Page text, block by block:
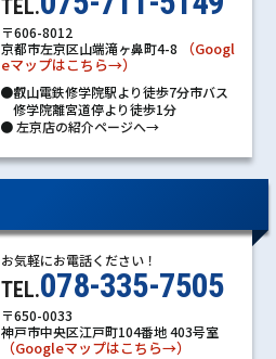
TEL.
〒606-8012
京都市左京区山端滝ヶ鼻町4-8
（Googl
eマップはこちら→）
●叡山電鉄修学院駅より徒歩7分市バス
修学院離宮道停より徒歩1分
●左京店の紹介ページへ→
お気軽にお電話ください！
TEL.078-335-7505
〒650-0033
神戸市中央区江戸町104番地 403号室
（Googleマップはこちら→）